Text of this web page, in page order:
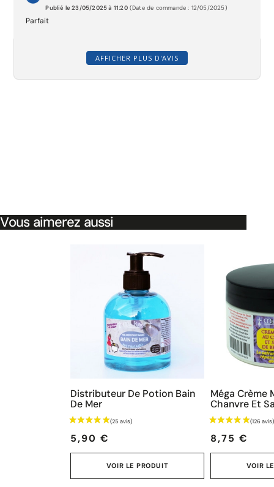
Publié le 23/05/2025 à 11:20(Date de commande : 12/05/2025)
Parfait
AFFICHER PLUS D'AVIS
Vous aimerez aussi
Distributeur De Potion Bain
De Mer
Prix
5,90 €
VOIR LE PRODUIT
Méga Crème
Chanvre Et
Prix
8,75 €
VOIR